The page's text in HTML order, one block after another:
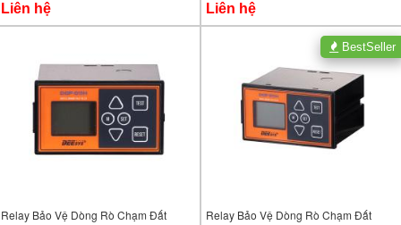
Liên hệ Liên hệ
Relay Bảo Vệ Dòng Rò Chạm Đất
Relay Bảo Vệ Dòng Rò Chạm Đất
BestSeller